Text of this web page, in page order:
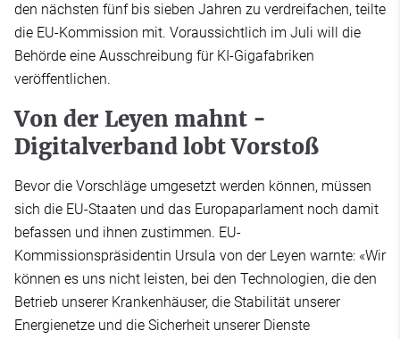
den nächsten fünf bis sieben Jahren zu verdreifachen, teilte
die EU-Kommission mit. Voraussichtlich im Juli will die
Behörde eine Ausschreibung für KI-Gigafabriken
veröffentlichen.
Von der Leyen mahnt -
Digitalverband lobt Vorstoß
Bevor die Vorschläge umgesetzt werden können, müssen
sich die EU-Staaten und das Europaparlament noch damit
befassen und ihnen zustimmen. EU-
Kommissionspräsidentin Ursula von der Leyen warnte: «Wir
können es uns nicht leisten, bei den Technologien, die den
Betrieb unserer Krankenhäuser, die Stabilität unserer
Energienetze und die Sicherheit unserer Dienste